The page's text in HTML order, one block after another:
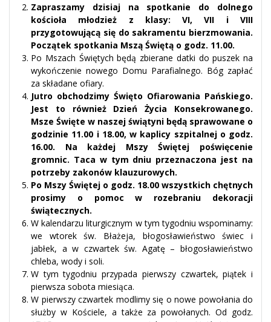
Zapraszamy dzisiaj na spotkanie do dolnego
kościoła młodzież z klasy: VI, VII i VIII
przygotowującą się do sakramentu bierzmowania.
Początek spotkania Mszą Świętą o godz. 11.00.
Po Mszach Świętych będą zbierane datki do puszek na
wykończenie nowego Domu Parafialnego. Bóg zapłać
za składane ofiary.
Jutro obchodzimy Święto Ofiarowania Pańskiego.
Jest to również Dzień Życia Konsekrowanego.
Msze Święte w naszej świątyni będą sprawowane o
godzinie 11.00 i 18.00, w kaplicy szpitalnej o godz.
16.00. Na każdej Mszy Świętej poświęcenie
gromnic. Taca w tym dniu przeznaczona jest na
potrzeby zakonów klauzurowych.
Po Mszy Świętej o godz. 18.00 wszystkich chętnych
prosimy o pomoc w rozebraniu dekoracji
świątecznych.
W kalendarzu liturgicznym w tym tygodniu wspominamy:
we wtorek św. Błażeja, błogosławieństwo świec i
jabłek, a w czwartek św. Agatę – błogosławieństwo
chleba, wody i soli.
W tym tygodniu przypada pierwszy czwartek, piątek i
pierwsza sobota miesiąca.
W pierwszy czwartek modlimy się o nowe powołania do
służby w Kościele, a także za powołanych. Od godz.